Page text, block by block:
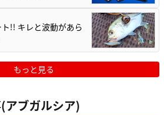
!! キレと波動があら
もっと見る
アブガルシア)